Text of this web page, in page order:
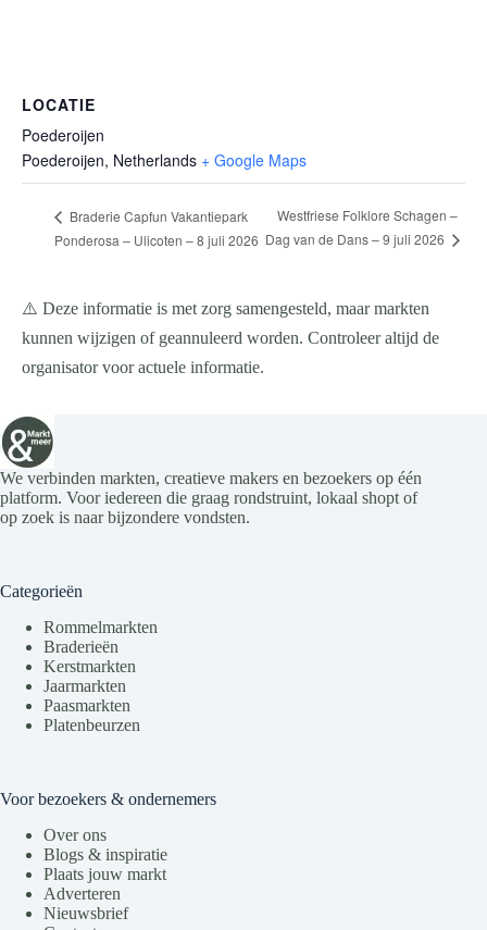
LOCATIE
Poederoijen
Poederoijen, Netherlands + Google Maps
Braderie Capfun Vakantiepark
Ponderosa – Ulicoten – 8 juli 2026
Westfriese Folklore Schagen –
Dag van de Dans – 9 juli 2026
⚠️ Deze informatie is met zorg samengesteld, maar markten
kunnen wijzigen of geannuleerd worden. Controleer altijd de
organisator voor actuele informatie.
We verbinden markten, creatieve makers en bezoekers op één
platform. Voor iedereen die graag rondstruint, lokaal shopt of
op zoek is naar bijzondere vondsten.
Categorieën
Rommelmarkten
Braderieën
Kerstmarkten
Jaarmarkten
Paasmarkten
Platenbeurzen
Voor bezoekers & ondernemers
Over ons
Blogs & inspiratie
Plaats jouw markt
Adverteren
Nieuwsbrief